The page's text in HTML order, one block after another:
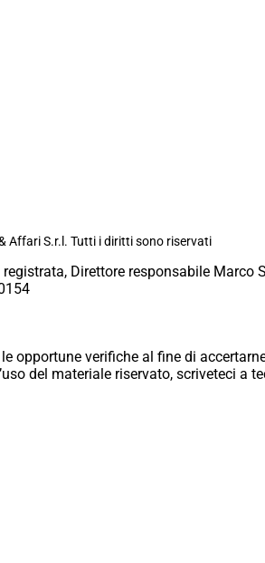
Affari S.r.l. Tutti i diritti sono riservati
Direttore responsabile Marco
verifiche al fine di
del materiale riservato, scriveteci